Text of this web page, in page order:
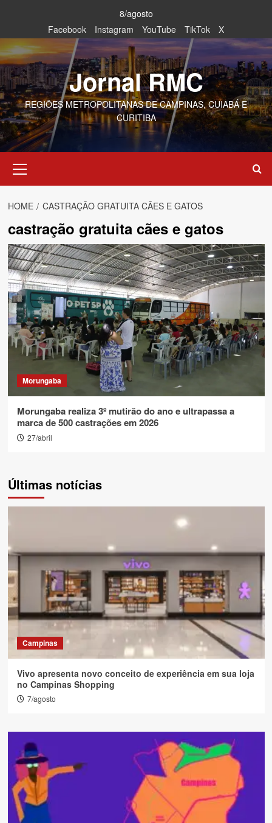
content
8/agosto
Facebook
Instagram YouTube TikTok X
Jornal RMC
REGIÕES METROPOLITANAS DE CAMPINAS, CUIABÁ E
CURITIBA
Menu
HOME CASTRAÇÃO GRATUITA CÃES E GATOS
castração gratuita cães e gatos
Morungaba
Morungaba realiza 3º mutirão do ano e ultrapassa a
marca de 500 castrações em 2026
27/abril
Últimas notícias
Campinas
Vivo apresenta novo conceito de experiência em sua loja
no Campinas Shopping
7/agosto